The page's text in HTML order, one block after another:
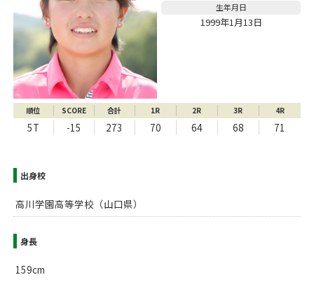
生年月日
1999年1月13日
順位 SCORE 合計 1R 2R 3R 4R
5T -15 273 70 64 68 71
出身校
高川学園高等学校（山口県）
身長
159cm